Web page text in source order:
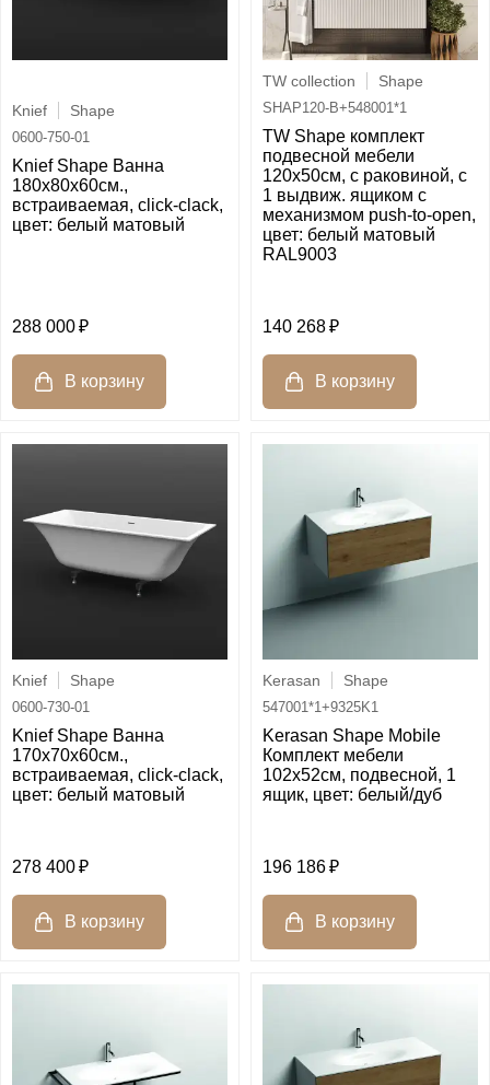
Knief Shape
0600-750-01
Knief Shape Ванна
180x80x60cм.,
встраиваемая, click-clack,
цвет: белый матовый
288 000
TW collection Shape
SHAP120-B+548001*1
TW Shape комплект
подвесной мебели
120х50см, с раковиной, с
1 выдвиж. ящиком с
механизмом push-to-open,
цвет: белый матовый
RAL9003
140 268
Knief Shape
0600-730-01
Knief Shape Ванна
170x70x60cм.,
встраиваемая, click-clack,
цвет: белый матовый
278 400
Kerasan Shape
547001*1+9325K1
Kerasan Shape Mobile
Комплект мебели
102х52см, подвесной, 1
ящик, цвет: белый/дуб
196 186